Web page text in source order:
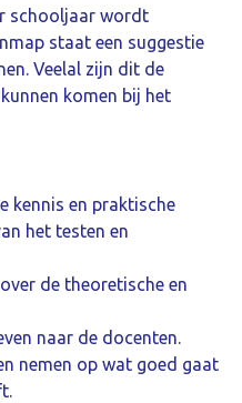
schooljaar wordt
staat een suggestie
Veelal zijn dit de
komen bij het
kennis en praktische
het testen en
de theoretische en
naar de docenten.
nemen op wat goed gaat